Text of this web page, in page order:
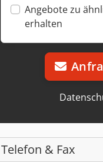
Angebote zu
erhalten
Telefon & Fax